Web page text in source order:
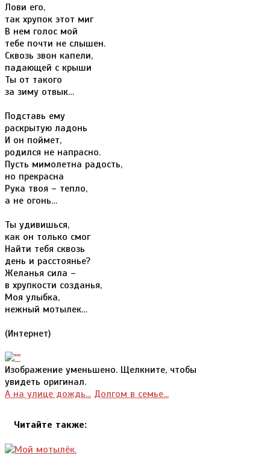
Лови его,
так хрупок этот миг
В нем голос мой
тебе почти не слышен.
Сквозь звон капели,
падающей с крыши
Ты от такого
за зиму отвык…
Подставь ему
раскрытую ладонь
И он поймет,
родился не напрасно.
Пусть мимолетна радость,
но прекрасна
Рука твоя – тепло,
а не огонь…
Ты удивишься,
как он только смог
Найти тебя сквозь
день и расстоянье?
Желанья сила –
в хрупкости созданья,
Моя улыбка,
нежный мотылек…
(Интернет)
Изображение уменьшено. Щелкните, чтобы
увидеть оригинал.
А на улице дождь... Долгом в семье...
Читайте также: